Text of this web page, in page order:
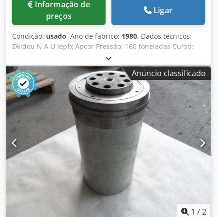
preços
Ligar
Condição: usado, Ano de fabrico: 1980, Dados técnicos:
Dkjdou N A U Iepfx Apcor Pressão: 160 toneladas Curso:
20-160 mm Profundidade da garganta: 400 mm Ajuste do
aríete: 120 mm Velocidade do curso: 71 cursos/min Altura
de instalação: Tampo da mesa/ramo: 720 (com curso de
160 mm) mm Altura de instalação: Mesa/fundo do tambor:
560 (com curso de 160 mm) mm Área do êmbolo: 900 x 660
mm Espaço livre entre os montantes: 500 x 450 mm
Superfície da mesa: CxLxØ: 1200 x 750 x 100 mm Potência
total necessária: aprox. 23,0 kW Peso da máquina aprox.:
aprox. 15,0 toneladas Dimensões da máquina aprox.
CxLxA: 2,7 x 1,5 x 3,45 m Dimensões do armário de controlo
CxLxA: 2,0 x 0,65 x 2,15 m Funcionamento através do painel
de controlo/estante do operador/controlo de pé e unidade
de controlo manual A prensa pode ser oferecida com duas
opções. 1ª opção: Vendido no estado em que se encontra,
não ligado, não completo, não funcional. 2ª opção: A
enfardadeira será renovada, todas as peças serão
Anúncio classificado
1 /2